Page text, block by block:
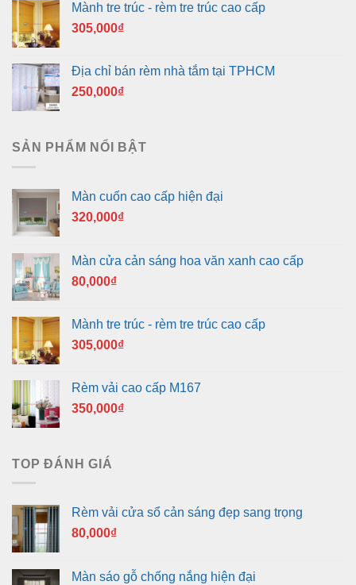
Mành tre trúc - rèm tre trúc cao cấp
305,000₫
Địa chỉ bán rèm nhà tắm tại TPHCM
250,000₫
SẢN PHẨM NỔI BẬT
Màn cuốn cao cấp hiện đại
320,000₫
Màn cửa cản sáng hoa văn xanh cao cấp
80,000₫
Mành tre trúc - rèm tre trúc cao cấp
305,000₫
Rèm vải cao cấp M167
350,000₫
TOP ĐÁNH GIÁ
Rèm vải cửa sổ cản sáng đẹp sang trọng
80,000₫
Màn sáo gỗ chống nắng hiện đại